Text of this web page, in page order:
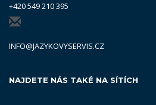
+420 549 210 395
INFO@JAZYKOVYSERVIS.CZ
NAJDETE NÁS TAKÉ NA SÍTÍCH